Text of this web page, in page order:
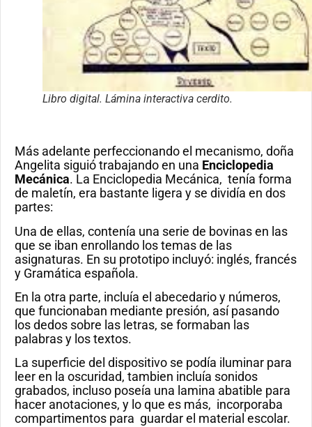
Libro digital. Lámina interactiva cerdito.
Más adelante perfeccionando el mecanismo, doña
Angelita siguió trabajando en una Enciclopedia
Mecánica. La Enciclopedia Mecánica, tenía forma
de maletín, era bastante ligera y se dividía en dos
partes:
Una de ellas, contenía una serie de bovinas en las
que se iban enrollando los temas de las
asignaturas. En su prototipo incluyó: inglés, francés
y Gramática española.
En la otra parte, incluía el abecedario y números,
que funcionaban mediante presión, así pasando
los dedos sobre las letras, se formaban las
palabras y los textos.
La superficie del dispositivo se podía iluminar para
leer en la oscuridad, tambien incluía sonidos
grabados, incluso poseía una lamina abatible para
hacer anotaciones, y lo que es más, incorporaba
compartimentos para guardar el material escolar.